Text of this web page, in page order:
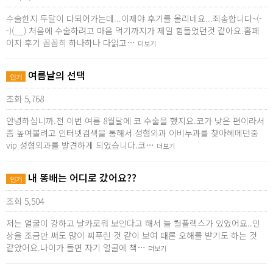
수술한지 두달이 다되어가는데...이제야 후기를 올리네요...죄송합니다~(-
-)(__) 처음에 수술하려고 마음 먹기까지가 제일 힘들었던것 같아요.홈페
이지 후기 꼼꼼히 하나하나 다읽고… 더보기
인기 여름날의 선택
조회 5,768
안녕하십니까.전 이번 여름 8월달에 코 수술을 했지요.코가 낮은 편이라서
좀 높여볼려고 인터넷검색을 통해서 성형외과 이비누과를 찾아헤메던중
vip 성형외과를 발견하게 되었습니다.코… 더보기
인기 내 똥배는 어디로 갔어요??
조회 5,504
저는 얼굴이 강하고 날카로워 보인다고 해서 늘 컬플렉스가 있었어요..인
상을 조금만 써도 많이 찌푸린 것 같이 보여 때론 오해를 받기도 하는 것
같았어요.나이가 들면 자기 얼굴에 책… 더보기